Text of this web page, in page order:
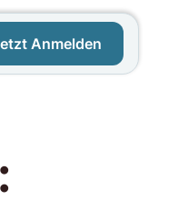
Anmelden